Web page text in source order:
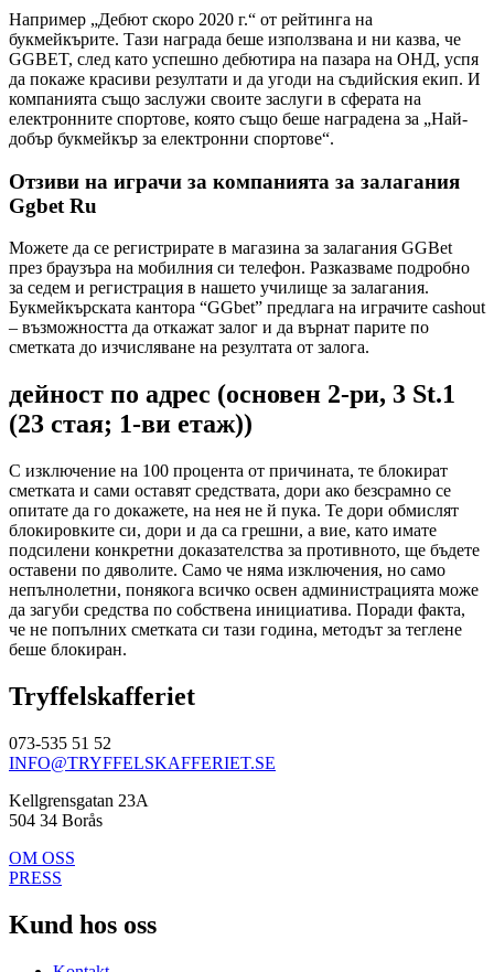
Например „Дебют скоро 2020 г.“ от рейтинга на
букмейкърите. Тази награда беше използвана и ни казва, че
GGBET, след като успешно дебютира на пазара на ОНД, успя
да покаже красиви резултати и да угоди на съдийския екип. И
компанията също заслужи своите заслуги в сферата на
електронните спортове, която също беше наградена за „Най-
добър букмейкър за електронни спортове“.
Отзиви на играчи за компанията за залагания
Ggbet Ru
Можете да се регистрирате в магазина за залагания GGBet
през браузъра на мобилния си телефон. Разказваме подробно
за седем и регистрация в нашето училище за залагания.
Букмейкърската кантора “GGbet” предлага на играчите cashout
– възможността да откажат залог и да върнат парите по
сметката до изчисляване на резултата от залога.
дейност по адрес (основен 2-ри, 3 St.1
(23 стая; 1-ви етаж))
С изключение на 100 процента от причината, те блокират
сметката и сами оставят средствата, дори ако безсрамно се
опитате да го докажете, на нея не й пука. Те дори обмислят
блокировките си, дори и да са грешни, а вие, като имате
подсилени конкретни доказателства за противното, ще бъдете
оставени по дяволите. Само че няма изключения, но само
непълнолетни, понякога всичко освен администрацията може
да загуби средства по собствена инициатива. Поради факта,
че не попълних сметката си тази година, методът за теглене
беше блокиран.
Tryffelskafferiet
073-535 51 52
INFO@TRYFFELSKAFFERIET.SE
Kellgrensgatan 23A
504 34 Borås
OM OSS
PRESS
Kund hos oss